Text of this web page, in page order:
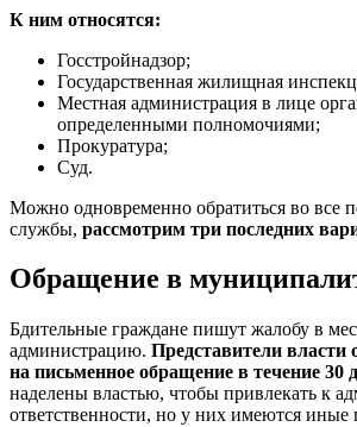
К ним относятся:
Госстройнадзор;
Государственная жилищная
Местная администрация в лице
определенными полномочиями;
Прокуратура;
Суд.
Можно одновременно обратиться во все
службы, рассмотрим три последних
Обращение в
Бдительные граждане пишут жалобу в
администрацию. Представители власти
на письменное обращение в течение 30
наделены властью, чтобы привлекать к
ответственности, но у них имеются иные